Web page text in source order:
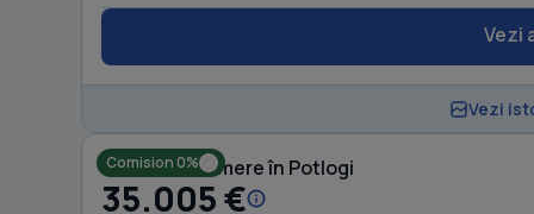
Vezi
Vezi
Comision 0%
Casă cu 4 camere în Potlogi
35.005 €